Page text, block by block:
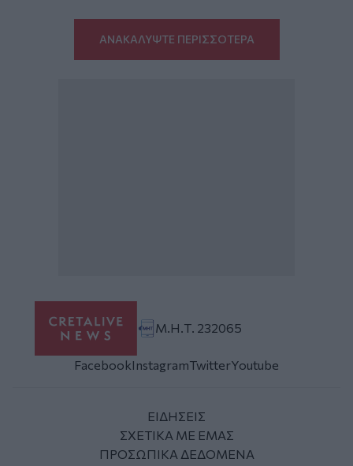
ΑΝΑΚΑΛΥΨΤΕ ΠΕΡΙΣΣΟΤΕΡΑ
Μ.Η.Τ. 232065
FacebookInstagramTwitterYoutube
ΕΙΔΗΣΕΙΣ
ΣΧΕΤΙΚΑ ΜΕ ΕΜΑΣ
ΠΡΟΣΩΠΙΚΑ ΔΕΔΟΜΕΝΑ